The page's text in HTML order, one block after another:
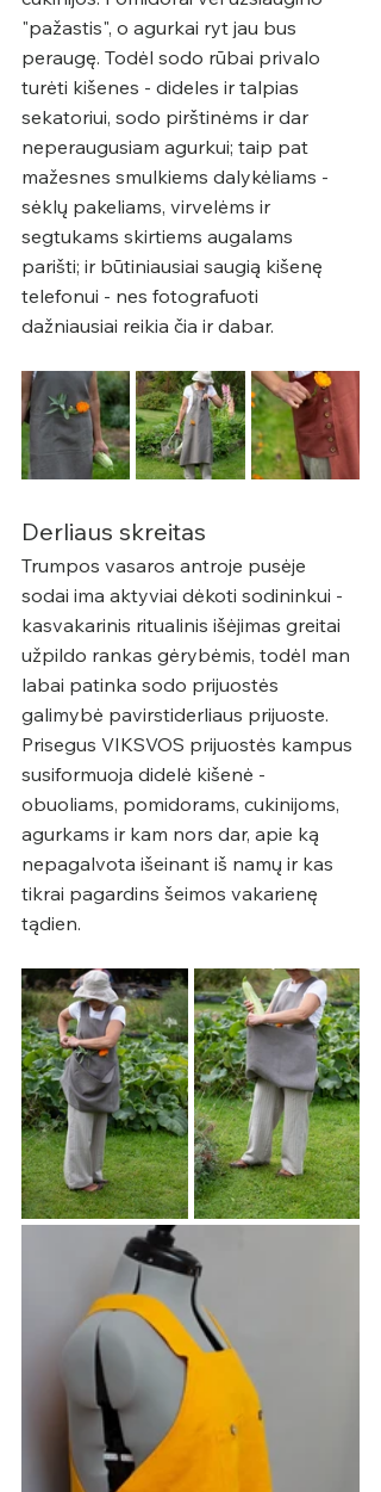
"pažastis", o agurkai ryt jau bus
peraugę. Todėl sodo rūbai privalo
turėti kišenes - dideles ir talpias
sekatoriui, sodo pirštinėms ir dar
neperaugusiam agurkui; taip pat
mažesnes smulkiems dalykėliams -
sėklų pakeliams, virvelėms ir
segtukams skirtiems augalams
parišti; ir būtiniausiai saugią kišenę
telefonui - nes fotografuoti
dažniausiai reikia čia ir dabar.
Derliaus skreitas
Trumpos vasaros antroje pusėje
sodai ima aktyviai dėkoti sodininkui -
kasvakarinis ritualinis išėjimas greitai
užpildo rankas gėrybėmis, todėl man
labai patinka sodo prijuostės
galimybė pavirstiderliaus prijuoste.
Prisegus VIKSVOS prijuostės kampus
susiformuoja didelė kišenė -
obuoliams, pomidorams, cukinijoms,
agurkams ir kam nors dar, apie ką
nepagalvota išeinant iš namų ir kas
tikrai pagardins šeimos vakarienę
tądien.